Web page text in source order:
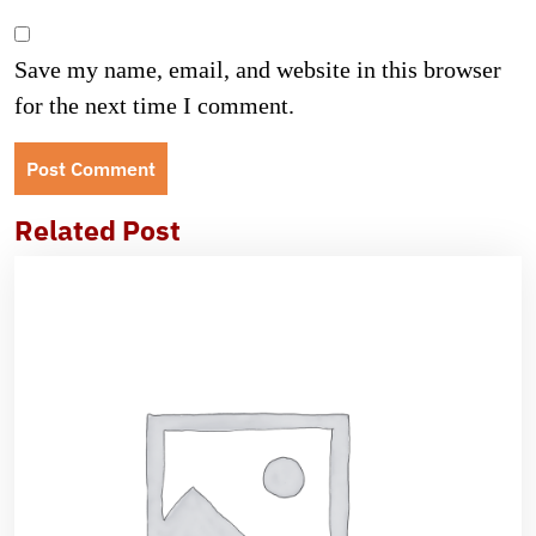
Save my name, email, and website in this browser
for the next time I comment.
Related Post